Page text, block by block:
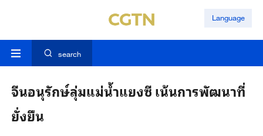
Language
search
จีนอนุรักษ์ลุ่มแม่น้ำแยงซี เน้นการพัฒนาที่
ยั่งยืน